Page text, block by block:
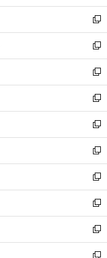
開
く
ウ
で
開
く
ン
ド
ウ
で
開
く
ウ
ィ
ン
ド
ウ
で
開
く
新
し
い
ウ
ィ
ン
ド
ウ
で
開
く
新
し
い
ウ
ィ
ン
ド
ウ
で
開
く
新
し
い
ウ
ィ
ン
ド
ウ
で
開
く
新
し
い
ウ
ィ
ン
ド
ウ
で
開
く
新
し
い
ウ
ィ
ン
ド
ウ
で
開
く
新
し
い
ウ
ィ
ン
ド
ウ
で
新
し
い
ウ
ィ
ン
新
し
い
ウ
新
し